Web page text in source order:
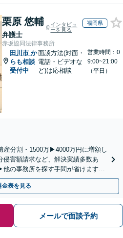
栗原 悠輔
弁護士
インタビュ
ーを見る
福岡県
赤坂協同法律事務所
田川市 か
らも相談
受付中
面談方法(対面・
電話・ビデオな
ど)は応相談
営業時間：0
9:00~21:00
（平日）
産分割・1500万▶4000万円に増額し
侵害額請求など、解決実績多数あ
の事務所を探す手間が省けます！
産調査も◎
金表を見る
メールで面談予約